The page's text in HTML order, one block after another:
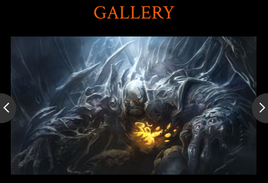
ーカーとなったのです。
後にカーンは、自分の次元を作り出しました。アージェンタム
という機械の世界です。カーンが多元宇宙を探索している間に
この次元は汚染され、次元が再形成されるにつれ、カーンが見
張り用に造ったその番人の精神は腐敗していきました。
ドミナリアの時間危機の最中、カーンは時間の崩壊をくい止め
るためにジョイラ、そしてプレインズウォーカーのテフェリー
やヴェンセールと手を組みます。その過程で、自身の創造した
GALLERY